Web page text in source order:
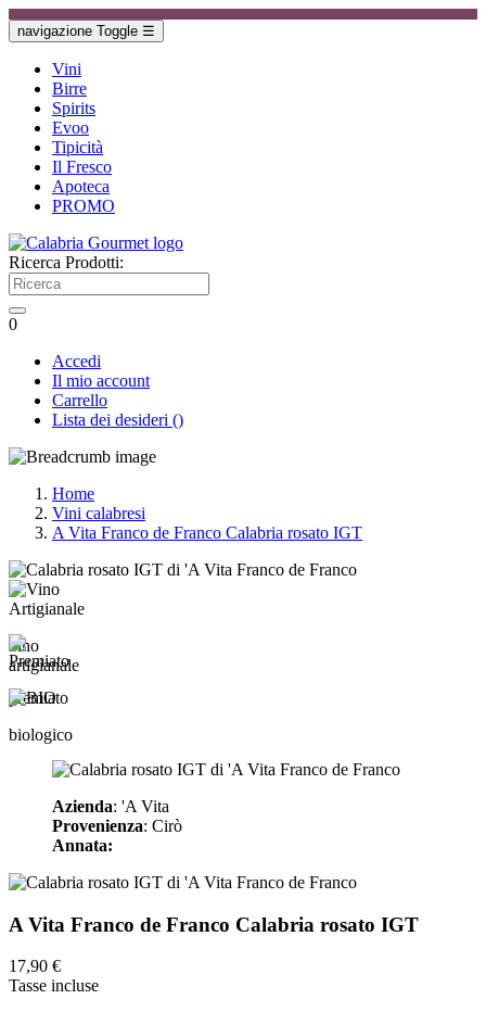
navigazione Toggle ☰
Vini
Birre
Spirits
Evoo
Tipicità
Il Fresco
Apoteca
PROMO
Ricerca Prodotti:
0
Accedi
Il mio account
Carrello
Lista dei desideri ()
Home
Vini calabresi
A Vita Franco de Franco Calabria rosato IGT
vino
artigianale
premiato
biologico
Azienda: 'A Vita
Provenienza: Cirò
Annata:
A Vita Franco de Franco Calabria rosato IGT
17,90 €
Tasse incluse